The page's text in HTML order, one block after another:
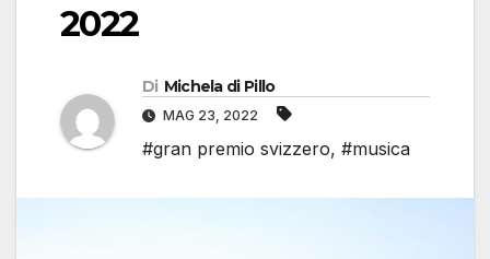
2022
Di Michela di Pillo
MAG 23, 2022
#gran premio svizzero, #musica